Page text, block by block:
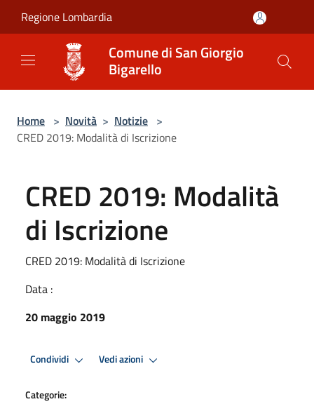
Regione Lombardia
Comune di San Giorgio
Bigarello
Home > Novità > Notizie >
CRED 2019: Modalità di Iscrizione
CRED 2019: Modalità
di Iscrizione
CRED 2019: Modalità di Iscrizione
Data :
20 maggio 2019
Condividi Vedi azioni
Categorie: